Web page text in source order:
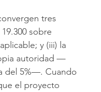
tres
sobre
y (iii) la
autoridad —
del 5%—. Cuando
el proyecto